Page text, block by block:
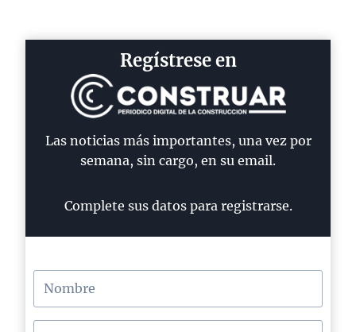
Regístrese en
Las noticias más importantes, una vez por
semana, sin cargo, en su email.
Complete sus datos para registrarse.